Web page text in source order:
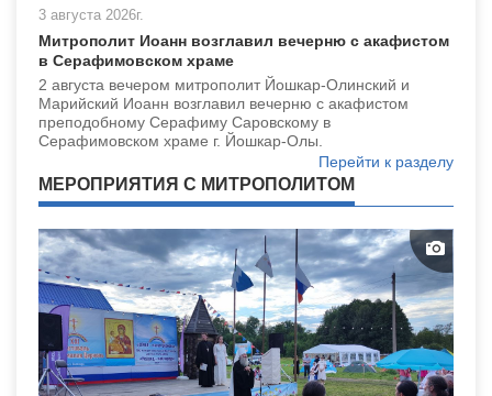
3 августа 2026г.
Митрополит Иоанн возглавил вечерню с акафистом
в Серафимовском храме
2 августа вечером митрополит Йошкар-Олинский и
Марийский Иоанн возглавил вечерню с акафистом
преподобному Серафиму Саровскому в
Серафимовском храме г. Йошкар-Олы.
Перейти к разделу
МЕРОПРИЯТИЯ С МИТРОПОЛИТОМ